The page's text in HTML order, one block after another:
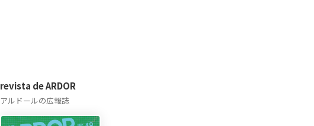
revista de ARDOR
アルドールの広報誌